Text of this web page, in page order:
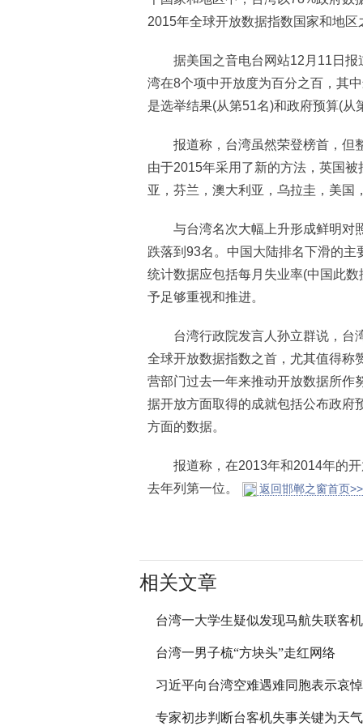
2015年全球开放数据指数国家和地
据美国之音电台网站12月11日报
湾在8个项中开放度为百分之百，其
是选举结果(从第51名)和政府预算(从
报道称，台湾虽然荣登榜首，但
由于2015年采用了新的方法，英国
亚，芬兰，澳大利亚，乌拉圭，美国
与台湾名次大幅上升形成鲜明对
跌落到93名。中国大陆排名下滑的
统计数据应包括每月失业率(中国此
予足够重视和推进。
台湾行政院发言人孙立群说，台
全球开放数据指数之首，尤其值得称
营部门过去一年来推动开放数据所作
据开放方面取得的成就包括公布政府
方面的数据。
报道称，在2013年和2014年的开
去年列第一位。
返回邯郸之窗首页>>
相关文章
台湾一大学生疑似发现马航失联客机
台湾一男子梳“方块头”走红网络
习近平向台湾空难遇难同胞表示哀悼
专家初步判断台客机失事关键为天气